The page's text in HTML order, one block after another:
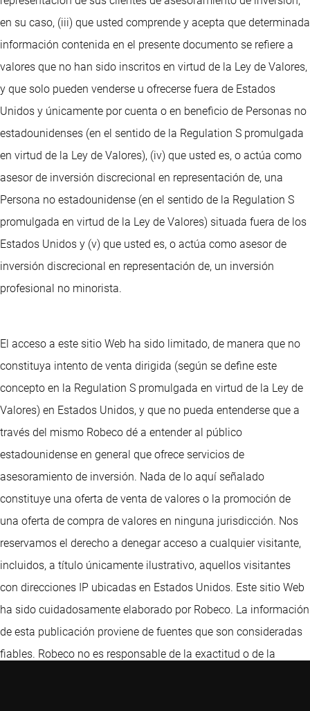
en su caso, (iii) que usted comprende y acepta que determinada
información contenida en el presente documento se refiere a
valores que no han sido inscritos en virtud de la Ley de Valores,
y que solo pueden venderse u ofrecerse fuera de Estados
Unidos y únicamente por cuenta o en beneficio de Personas no
estadounidenses (en el sentido de la Regulation S promulgada
en virtud de la Ley de Valores), (iv) que usted es, o actúa como
asesor de inversión discrecional en representación de, una
Persona no estadounidense (en el sentido de la Regulation S
promulgada en virtud de la Ley de Valores) situada fuera de los
Estados Unidos y (v) que usted es, o actúa como asesor de
inversión discrecional en representación de, un inversión
profesional no minorista.
El acceso a este sitio Web ha sido limitado, de manera que no
constituya intento de venta dirigida (según se define este
concepto en la Regulation S promulgada en virtud de la Ley de
Valores) en Estados Unidos, y que no pueda entenderse que a
través del mismo Robeco dé a entender al público
estadounidense en general que ofrece servicios de
asesoramiento de inversión. Nada de lo aquí señalado
constituye una oferta de venta de valores o la promoción de
una oferta de compra de valores en ninguna jurisdicción. Nos
reservamos el derecho a denegar acceso a cualquier visitante,
incluidos, a título únicamente ilustrativo, aquellos visitantes
con direcciones IP ubicadas en Estados Unidos. Este sitio Web
ha sido cuidadosamente elaborado por Robeco. La información
de esta publicación proviene de fuentes que son consideradas
fiables. Robeco no es responsable de la exactitud o de la